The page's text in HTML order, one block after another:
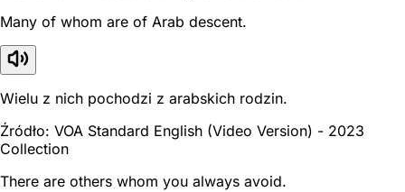
Many of whom are of Arab descent.
Wielu z nich pochodzi z arabskich rodzin.
Źródło: VOA Standard English (Video Version) - 2023
Collection
There are others whom you always avoid.